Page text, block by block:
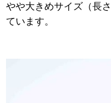
やや大きめサイズ（長
ています。